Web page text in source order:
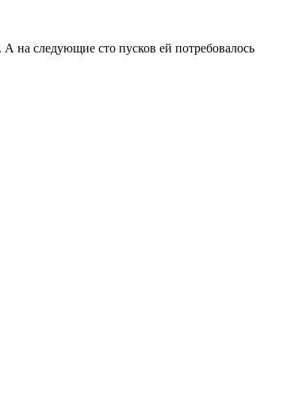
А на следующие сто пусков ей потребовалось